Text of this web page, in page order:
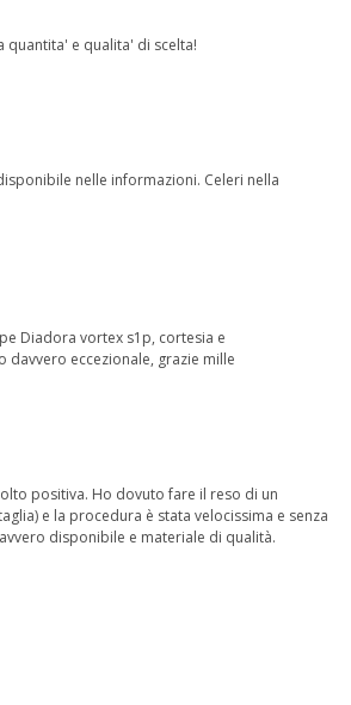
e qualita' di scelta!
nelle informazioni. Celeri nella
Diadora vortex s1p, cortesia e
davvero eccezionale, grazie mille
positiva. Ho dovuto fare il reso di un
e la procedura è stata velocissima e senza
disponibile e materiale di qualità.